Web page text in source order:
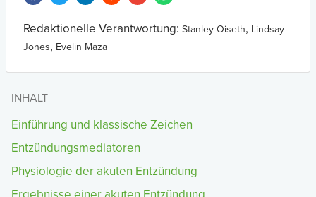
Redaktionelle Verantwortung: Stanley Oiseth, Lindsay
Jones, Evelin Maza
INHALT
Einführung und klassische Zeichen
Entzündungsmediatoren
Physiologie der akuten Entzündung